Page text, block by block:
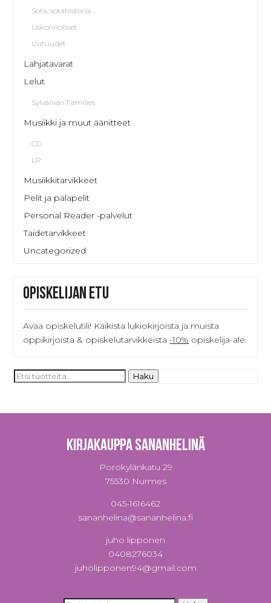
Sota, sotahistoria
Uskonnolliset
Uutuudet
Lahjatavarat
Lelut
Sylvanian Families
Musiikki ja muut äänitteet
CD
LP
Musiikkitarvikkeet
Pelit ja palapelit
Personal Reader -palvelut
Taidetarvikkeet
Uncategorized
Opiskelijan etu
Avaa opiskelutili! Kaikista lukiokirjoista ja muista
oppikirjoista & opiskelutarvikkeista -10% opiskelija-ale.
Etsi: Haku
Kirjakauppa Sananhelinä
Porokylänkatu 29
75530 Nurmes
045-1616462
sananhelina@sananhelina.fi
juho lipponen
0408276034
juholipponen94@gmail.com